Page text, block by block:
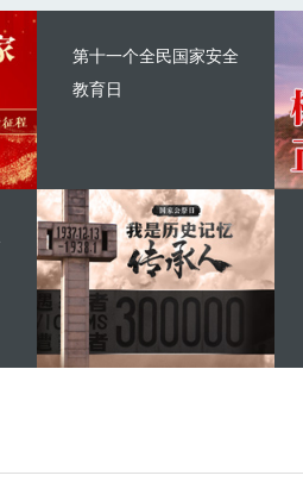
第十一个全民国家安全
教育日